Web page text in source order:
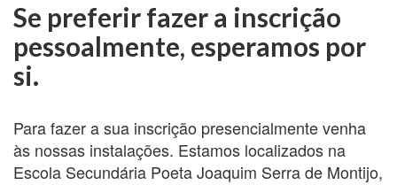
Se preferir fazer a inscrição
pessoalmente, esperamos por
si.
Para fazer a sua inscrição presencialmente venha
às nossas instalações. Estamos localizados na
Escola Secundária Poeta Joaquim Serra de Montijo,